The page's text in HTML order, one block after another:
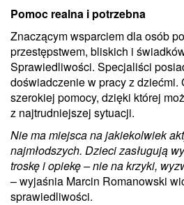
Pomoc realna i potrzebna
Znaczącym wsparciem dla osób
przestępstwem, bliskich i
Sprawiedliwości. Specjaliści
doświadczenie w pracy z
szerokiej pomocy, dzięki której
z najtrudniejszej sytuacji.
Nie ma miejsca na jakiekolwiek
najmłodszych. Dzieci zasługują
troskę i opiekę – nie na krzyki,
– wyjaśnia Marcin Romanowski
sprawiedliwości.